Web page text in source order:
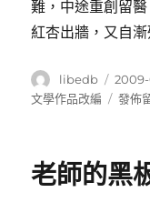
難，中途重創留
紅杏出牆，又自
作
者
libedb
發
佈
文學作品改編
在
續
發佈
老師的黑